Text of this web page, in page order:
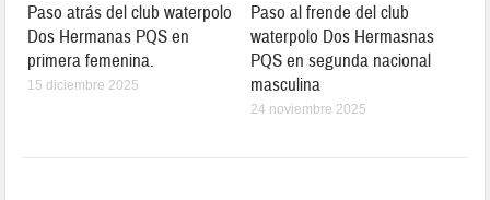
Paso atrás del club waterpolo
Dos Hermanas PQS en
primera femenina.
15 diciembre 2025
Paso al frende del club
waterpolo Dos Hermasnas
PQS en segunda nacional
masculina
24 noviembre 2025